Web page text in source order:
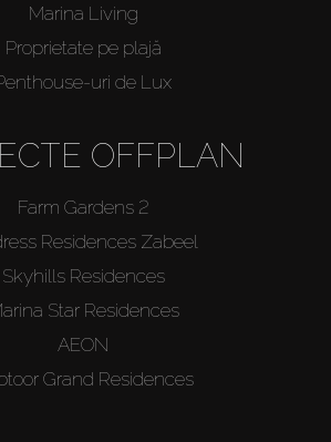
Marina Living
Proprietate pe plajă
uri de Lux
OFFPLAN
Farm Gardens 2
Residences Zabeel
Skyhills Residences
Star Residences
AEON
Grand Residences